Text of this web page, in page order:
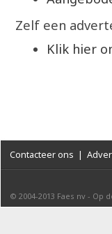
Zelf een
Klik hier
Contacteer ons |
© 2004-2013 Faes nv - Op